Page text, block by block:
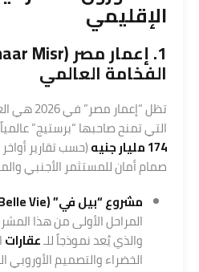
الإقليمي
1. إعمار مصر ( Misr
الفخامة العالمي
تظل “إعمار مصر” في 2026 هي العنوان الأول للـ
التي تمنح صاحبها “برستيج”
174 مليار جنيه
صمام أمان للمستثمر الأجنبي
مشروع “بيل في” (Belle Vie)
المراحل الأولى من هذا
والذي يُعد نموذجاً للـعقارات
الخضراء والتصميم الأوروبي